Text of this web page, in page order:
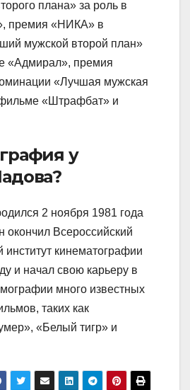
плана» за роль в
премия «НИКА» в
мужской второй план»
«Адмирал», премия
«Лучшая мужская
«Штрафбат» и
у
2 ноября 1981 года
окончил Всероссийский
институт кинематографии
и начал свою карьеру в
много известных
таких как
«Белый тигр» и